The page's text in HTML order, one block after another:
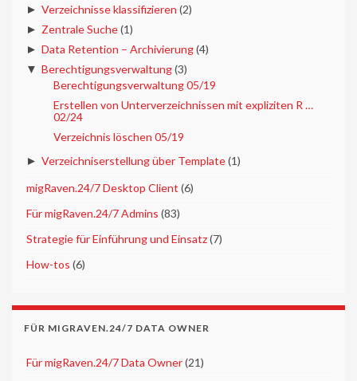
► Verzeichnisse klassifizieren (2)
► Zentrale Suche(1)
► Data Retention – Archivierung(4)
▼ Berechtigungsverwaltung(3)
Berechtigungsverwaltung 05/19
Erstellen von Unterverzeichnissen mit expliziten R …
02/24
Verzeichnis löschen 05/19
► Verzeichniserstellung über Template(1)
migRaven.24/7 Desktop Client (6)
Für migRaven.24/7 Admins (83)
Strategie für Einführung und Einsatz(7)
How-tos (6)
FÜR MIGRAVEN.24/7 DATA OWNER
Für migRaven.24/7 Data Owner(21)